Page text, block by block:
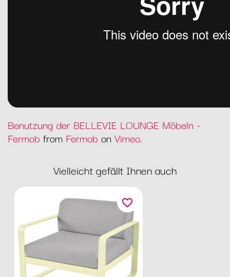
Benutzung der BELLEVIE LOUNGE Möbeln -
Fermob from Fermob on Vimeo.
Vielleicht gefällt Ihnen auch
favorite_border